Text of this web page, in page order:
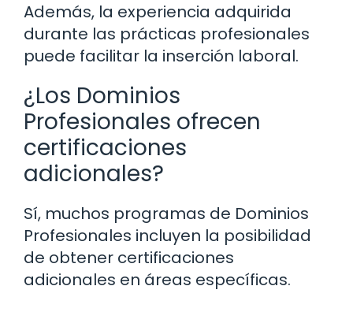
Además, la experiencia adquirida
durante las prácticas profesionales
puede facilitar la inserción laboral.
¿Los Dominios
Profesionales ofrecen
certificaciones
adicionales?
Sí, muchos programas de Dominios
Profesionales incluyen la posibilidad
de obtener certificaciones
adicionales en áreas específicas.